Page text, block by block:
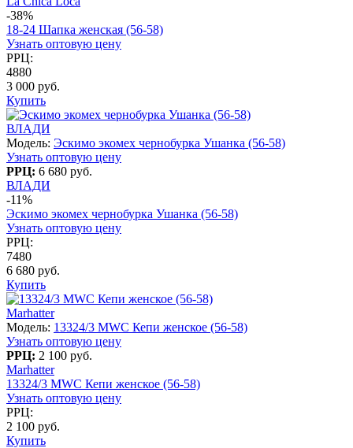
-38%
18-24 Шапка женская (56-58)
Узнать оптовую цену
РРЦ:
4880
3 000 руб.
Купить
ВЛАДИ
Модель: Эскимо экомех чернобурка Ушанка (56-58)
Узнать оптовую цену
РРЦ: 6 680 руб.
ВЛАДИ
-11%
Эскимо экомех чернобурка Ушанка (56-58)
Узнать оптовую цену
РРЦ:
7480
6 680 руб.
Купить
Marhatter
Модель: 13324/3 MWC Кепи женское (56-58)
Узнать оптовую цену
РРЦ: 2 100 руб.
Marhatter
13324/3 MWC Кепи женское (56-58)
Узнать оптовую цену
РРЦ:
2 100 руб.
Купить